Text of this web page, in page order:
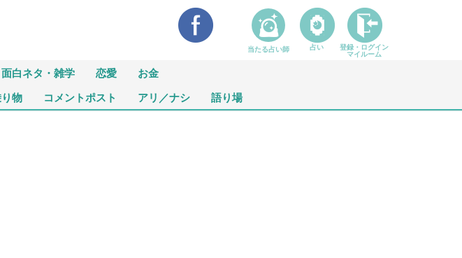
面白ネタ・雑学 恋愛 お金
物 コメントポスト アリ／ナシ 語り場
当たる占い師 占い
登録・ログイン
マイルーム